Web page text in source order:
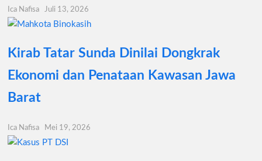
Ica Nafisa Juli 13, 2026
Kirab Tatar Sunda Dinilai Dongkrak
Ekonomi dan Penataan Kawasan Jawa
Barat
Ica Nafisa Mei 19, 2026